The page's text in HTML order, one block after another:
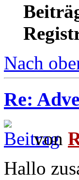
Nach
Re:
von
Hallo